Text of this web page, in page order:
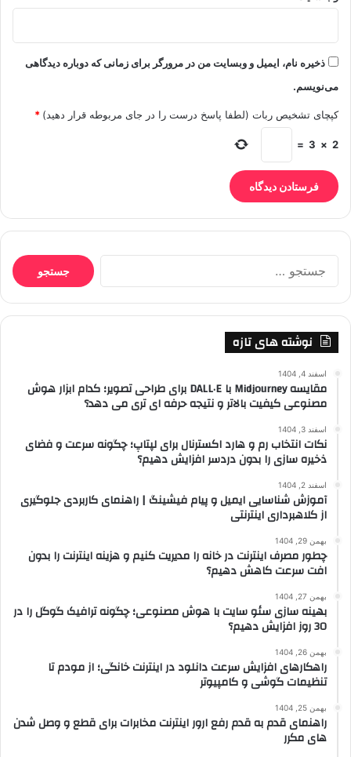
ذخیره نام، ایمیل و وبسایت من در مرورگر برای زمانی که دوباره دیدگاهی
می‌نویسم.
کپچای تشخیص ربات (لطفا پاسخ درست را در جای مربوطه قرار دهید) *
2
×
3
=
جستجو
برای:
نوشته های تازه
اسفند 4, 1404
مقایسه Midjourney با DALL·E برای طراحی تصویر؛ کدام ابزار هوش
مصنوعی کیفیت بالاتر و نتیجه حرفه ای تری می دهد؟
اسفند 3, 1404
نکات انتخاب رم و هارد اکسترنال برای لپتاپ؛ چگونه سرعت و فضای
ذخیره سازی را بدون دردسر افزایش دهیم؟
اسفند 2, 1404
آموزش شناسایی ایمیل و پیام فیشینگ | راهنمای کاربردی جلوگیری
از کلاهبرداری اینترنتی
بهمن 29, 1404
چطور مصرف اینترنت در خانه را مدیریت کنیم و هزینه اینترنت را بدون
افت سرعت کاهش دهیم؟
بهمن 27, 1404
بهینه سازی سئو سایت با هوش مصنوعی؛ چگونه ترافیک گوگل را در
30 روز افزایش دهیم؟
بهمن 26, 1404
راهکارهای افزایش سرعت دانلود در اینترنت خانگی؛ از مودم تا
تنظیمات گوشی و کامپیوتر
بهمن 25, 1404
راهنمای قدم به قدم رفع ارور اینترنت مخابرات برای قطع و وصل شدن
های مکرر